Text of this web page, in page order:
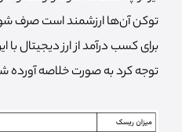
توکن آن‌ها ارزشمند است صرف
برای کسب درآمد از ارز دیجیتال با
توجه کرد به صورت خلاصه